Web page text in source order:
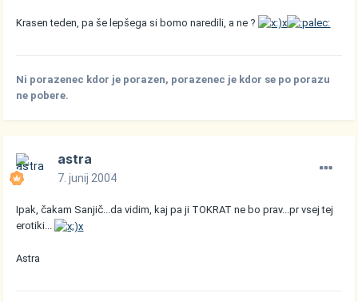
Krasen teden, pa še lepšega si bomo naredili, a ne ?
Ni porazenec kdor je porazen, porazenec je kdor se po porazu
ne pobere.
astra
7. junij 2004
Ipak, čakam Sanjič...da vidim, kaj pa ji TOKRAT ne bo prav...pr vsej tej
erotiki...
Astra